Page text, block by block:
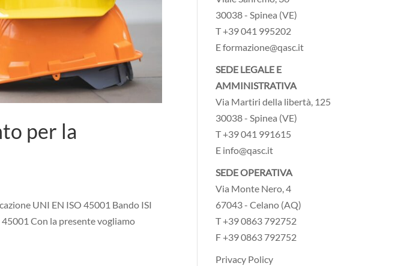
per la
UNI EN ISO 45001 Bando ISI
Con la presente vogliamo
30038 - Spinea (VE)
T +39 041 995202
E formazione@qasc.it
SEDE LEGALE E
AMMINISTRATIVA
Via Martiri della libertà, 125
30038 - Spinea (VE)
T +39 041 991615
E info@qasc.it
SEDE OPERATIVA
Via Monte Nero, 4
67043 - Celano (AQ)
T +39 0863 792752
F +39 0863 792752
Privacy Policy